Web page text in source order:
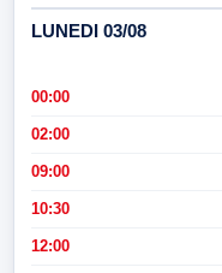
LUNEDI 03/08
00:00
02:00
09:00
10:30
12:00